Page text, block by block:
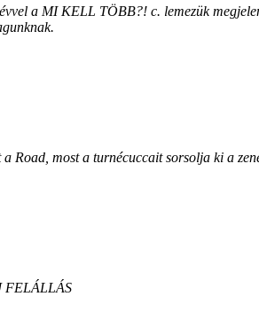
a MI KELL TÖBB?! c. lemezük
Road, most a turnécuccait sorsolja ki a
FELÁLLÁS